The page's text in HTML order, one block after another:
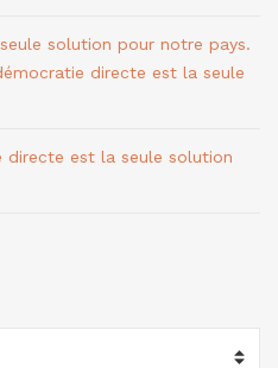
solution pour notre pays.
directe est la seule
directe est la seule solution